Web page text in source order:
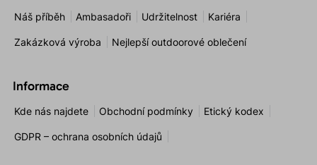
Náš příběh Ambasadoři Udržitelnost Kariéra
Zakázková výroba Nejlepší outdoorové oblečení
Informace
Kde nás najdete Obchodní podmínky Etický kodex
GDPR – ochrana osobních údajů